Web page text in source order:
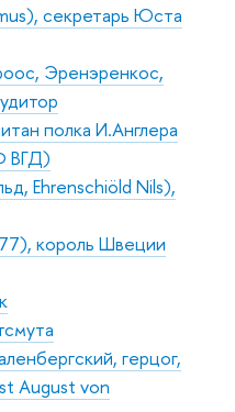
секретарь Юста
Эренэренкос,
полка И.Англера
ВГД)
Ehrenschiöld Nils),
король Швеции
герцог,
August von